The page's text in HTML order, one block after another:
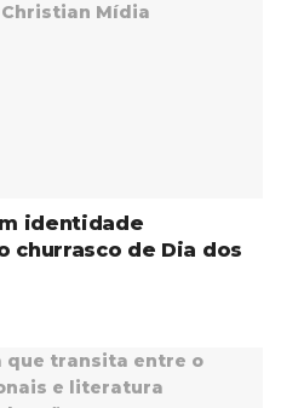
identidade
churrasco de Dia dos